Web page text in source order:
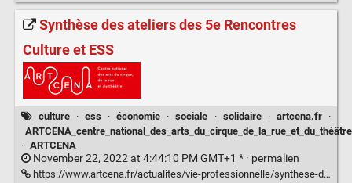
Synthèse des ateliers des 5e Rencontres
Culture et ESS
culture · ess · économie · sociale · solidaire · artcena.fr
·
ARTCENA_centre_national_des_arts_du_cirque_de_la_rue_et_du_théâtre
· ARTCENA
November 22, 2022 at 4:44:10 PM GMT+1 * · permalien
https://www.artcena.fr/actualites/vie-professionnelle/synthese-des-ateliers-des-5e-rencontres-culture-et-ess